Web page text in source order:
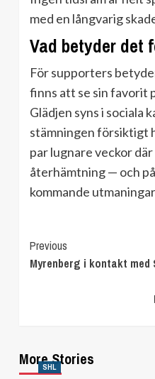
med en långvarig
Vad betyder det
För supporters
finns att se sin favorit
Glädjen syns i sociala
stämningen försiktigt
par lugnare veckor
återhämtning — och
kommande
Continue
Reading
Previous
Myrenberg i kontakt med
More Stories
SHL